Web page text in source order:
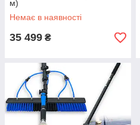
м)
Немає в наявності
35 499 ₴